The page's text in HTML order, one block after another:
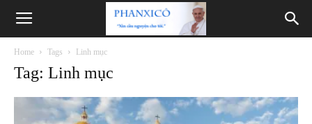
Phanxicô
Home Tags Linh mục
Tag: Linh mục